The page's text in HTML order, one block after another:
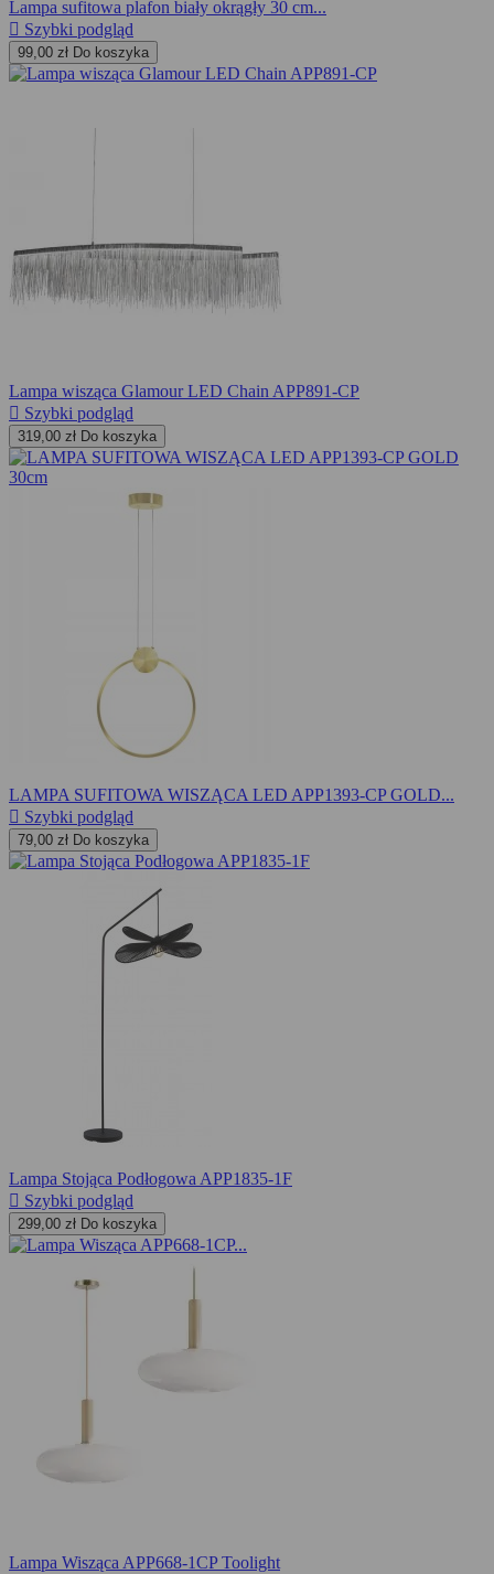
Lampa sufitowa plafon biały okrągły 30 cm...
 Szybki podgląd
99,00 zł Do koszyka
Lampa wisząca Glamour LED Chain APP891-CP
 Szybki podgląd
319,00 zł Do koszyka
LAMPA SUFITOWA WISZĄCA LED APP1393-CP GOLD...
 Szybki podgląd
79,00 zł Do koszyka
Lampa Stojąca Podłogowa APP1835-1F
 Szybki podgląd
299,00 zł Do koszyka
Lampa Wisząca APP668-1CP Toolight